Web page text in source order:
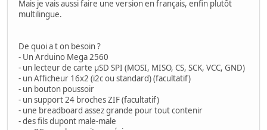
Mais je vais aussi faire une version en français, enfin plutôt
multilingue.
De quoi a t on besoin ?
- Un Arduino Mega 2560
- un lecteur de carte µSD SPI (MOSI, MISO, CS, SCK, VCC, GND)
- un Afficheur 16x2 (i2c ou standard) (facultatif)
- un bouton poussoir
- un support 24 broches ZIF (facultatif)
- une breadboard assez grande pour tout contenir
- des fils dupont male-male